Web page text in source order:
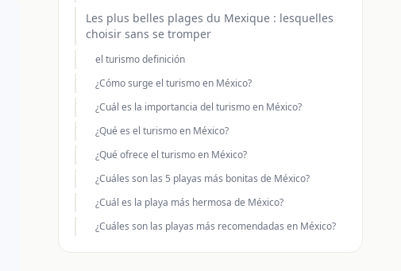
Les plus belles plages du Mexique : lesquelles
choisir sans se tromper
el turismo definición
¿Cómo surge el turismo en México?
¿Cuál es la importancia del turismo en México?
¿Qué es el turismo en México?
¿Qué ofrece el turismo en México?
¿Cuáles son las 5 playas más bonitas de México?
¿Cuál es la playa más hermosa de México?
¿Cuáles son las playas más recomendadas en México?